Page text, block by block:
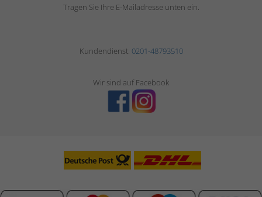
Tragen Sie Ihre E-Mailadresse unten ein.
Kundendienst: 0201-48793510
Wir sind auf Facebook